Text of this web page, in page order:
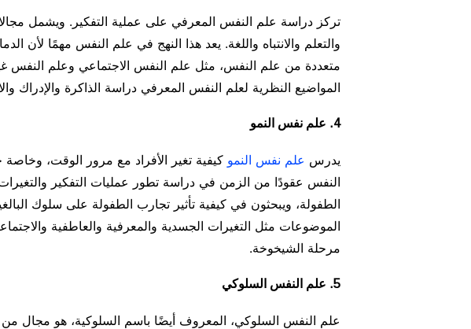
تركز دراسة علم النفس المعرفي على عملية التفكير. ويشمل
والتعلم والانتباه واللغة. يعد هذا النهج في علم النفس مهمًا لأن
متعددة من علم النفس، مثل علم النفس الاجتماعي وعلم النفس
المواضيع النظرية لعلم النفس المعرفي دراسة الذاكرة والإدراك
4. علم نفس النمو
يدرس علم نفس النمو كيفية تغير الأفراد مع مرور الوقت،
النفس عقودًا من الزمن في دراسة تطور عمليات التفكير
الطفولة، ويبحثون في كيفية تأثير تجارب الطفولة على سلوك
الموضوعات مثل التغيرات الجسدية والمعرفية والعاطفية
مرحلة الشيخوخة.
5. علم النفس السلوكي
علم النفس السلوكي، المعروف أيضًا باسم السلوكية، هو